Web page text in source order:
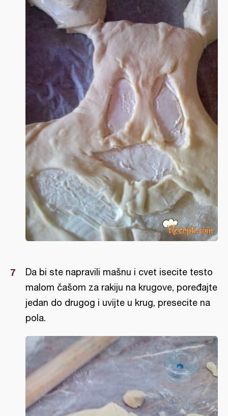
Da bi ste napravili mašnu i cvet isecite testo
malom čašom za rakiju na krugove, poređajte
jedan do drugog i uvijte u krug, presecite na
pola.